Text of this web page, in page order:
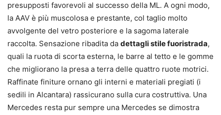
presupposti favorevoli al successo della ML. A ogni modo,
la AAV è più muscolosa e prestante, col taglio molto
avvolgente del vetro posteriore e la sagoma laterale
raccolta. Sensazione ribadita da dettagli stile fuoristrada,
quali la ruota di scorta esterna, le barre al tetto e le gomme
che migliorano la presa a terra delle quattro ruote motrici.
Raffinate finiture ornano gli interni e materiali pregiati (i
sedili in Alcantara) rassicurano sulla cura costruttiva. Una
Mercedes resta pur sempre una Mercedes se dimostra